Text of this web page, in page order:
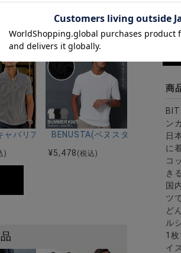
乾コットンタッチクルーネック半袖Tシャ
ャバリア)ワイヤー入りイタリアンカラー半
)
8
BENUSTA(ベヌスタ)クルーネッ
¥5,478 (税込)
商
ン
日
に
コ
き
国
ツ
ど
ル
1
イ